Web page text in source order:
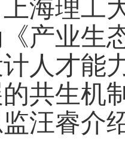
海理工
产业生
人才能
共生机
汪睿介